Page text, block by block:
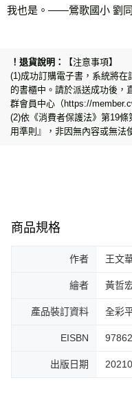
我也是。——鶯歌國小 劉
【注意事項】
(1)成功訂購電子書，系統將
的書櫃中。請於派送成功後，
群會員中心（https://
(2)依《消費者保護法》第19
用準則』，非因無內容或無法
商品規格
作者 王文
繪者 黃哲
產品裝訂資料 全彩
EISBN
出版日期